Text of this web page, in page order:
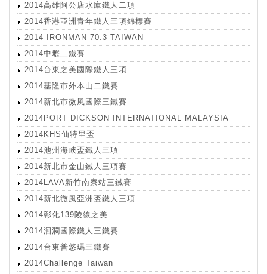
2014高雄阿公店水庫鐵人二項
2014香港亞洲青年鐵人三項錦標賽
2014 IRONMAN 70.3 TAIWAN
2014中壢二鐵賽
2014台東之美國際鐵人三項
2014基隆市外本山二鐵賽
2014新北市微風國際三鐵賽
2014PORT DICKSON INTERNATIONAL MALAYSIA
2014KHS仙特里盃
2014池州海峽盃鐵人三項
2014新北市金山鐵人三項賽
2014LAVA新竹南寮站三鐵賽
2014新北微風亞洲盃鐵人三項
2014彰化139陵線之美
2014洄瀾國際鐵人三鐵賽
2014台東普悠瑪三鐵賽
2014Challenge Taiwan